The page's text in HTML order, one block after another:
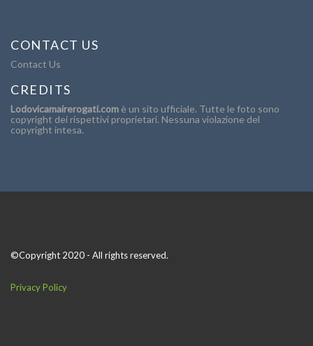
CONTACT US
Contact Us
CREDITS
Lodovicamairerogati.com è un sito ufficiale. Tutte le foto sono
copyright dei rispettivi proprietari. Nessuna violazione del
copyright intesa.
©Copyright 2020 - All rights reserved.
Privacy Policy